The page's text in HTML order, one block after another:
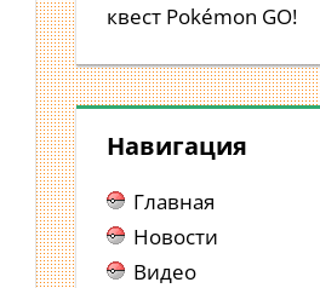
квест Pokémon GO!
Навигация
Главная
Новости
Видео